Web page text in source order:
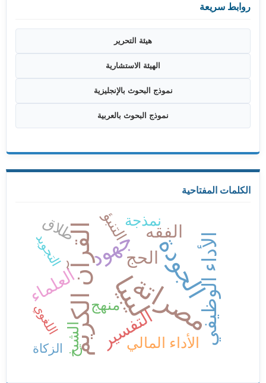
روابط سريعة
هيئة التحرير
الهيئة الاستشارية
نموذج البحوث بالإنجليزية
نموذج البحوث بالعربية
الكلمات المفتاحية
ليبيا
مصراتة القرآن الكريم الجودة جهود الأداء الوظيفي التفسير
الحج
العلماء
الفقه
منهج
الأداء المالي الشيخ
التنبؤ طلاق نمذجة
التجويد
اللغوي
الزكاة